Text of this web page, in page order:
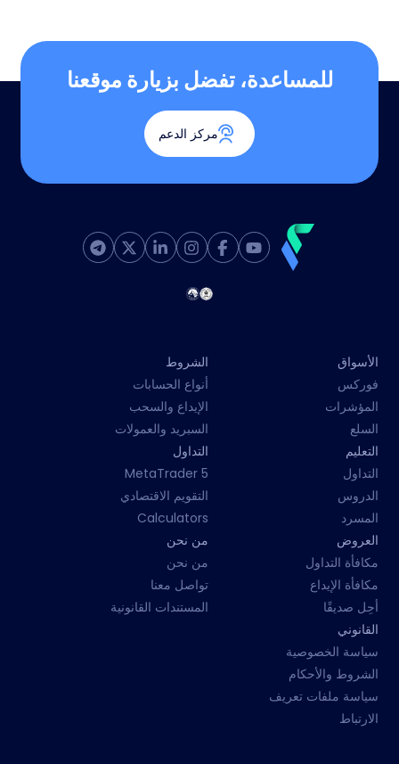
للمساعدة، تفضل بزيارة موقعنا
مركز الدعم
الأسواق
فوركس
المؤشرات
السلع
الشروط
أنواع الحسابات
الإيداع والسحب
السبريد والعمولات
التعليم
التداول
الدروس
المسرد
التداول
MetaTrader 5
التقويم الاقتصادي
Calculators
العروض
مكافأة التداول
مكافأة الإيداع
أحِل صديقًا
من نحن
من نحن
تواصل معنا
المستندات القانونية
القانوني
سياسة الخصوصية
الشروط والأحكام
سياسة ملفات تعريف
الارتباط